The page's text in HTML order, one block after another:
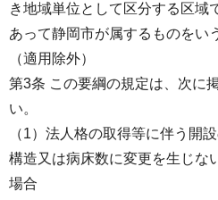
き地域単位として区分する区域
あって静岡市が属するものをい
（適用除外）
第3条 この要綱の規定は、次に
い。
（1）法人格の取得等に伴う開
構造又は病床数に変更を生じな
場合